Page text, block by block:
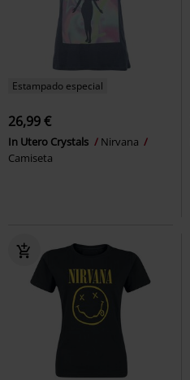
Estampado especial
26,99 €
In Utero Crystals
Nirvana
Camiseta